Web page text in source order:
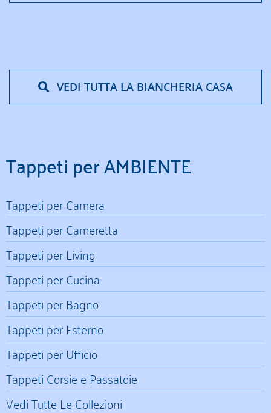
VEDI TUTTA LA BIANCHERIA CASA
Tappeti per AMBIENTE
Tappeti per Camera
Tappeti per Cameretta
Tappeti per Living
Tappeti per Cucina
Tappeti per Bagno
Tappeti per Esterno
Tappeti per Ufficio
Tappeti Corsie e Passatoie
Vedi Tutte Le Collezioni